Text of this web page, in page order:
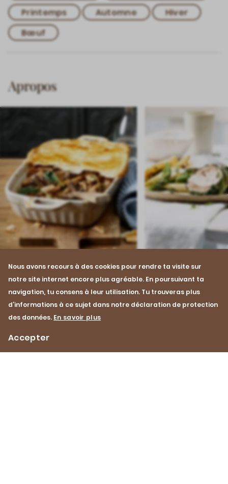
Nous avons recours à des cookies pour rendre ta visite sur
notre site internet encore plus agréable. En poursuivant ta
navigation, tu consens à leur utilisation. Tu trouveras plus
d’informations à ce sujet dans notre déclaration de protection
des données. En savoir plus
Accepter
Printemps
Automne
Hiver
Bœuf
Apropos
Recette
One-crust pie à l’émincé de
veau et aux morilles
Recette
Poitrine de poulet
saucisse aux